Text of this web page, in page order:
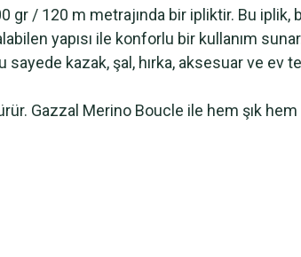
gr / 120 m metrajında bir ipliktir. Bu
yapısı ile konforlu bir kullanım
sayede kazak, şal, hırka, aksesuar ve
Gazzal Merino Boucle ile hem şık hem